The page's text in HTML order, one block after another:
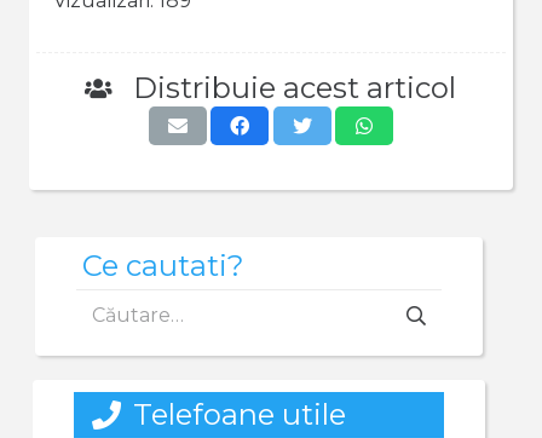
Distribuie acest articol
Ce cautati?
după:
Telefoane utile